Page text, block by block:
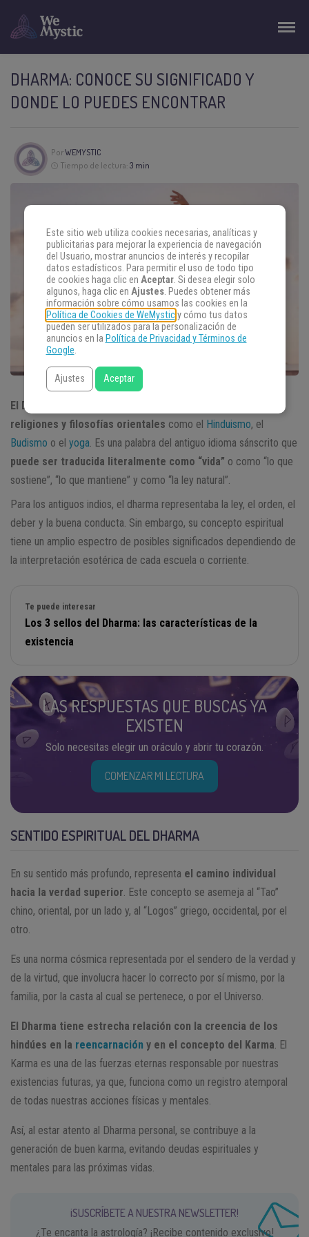
DHARMA: CONOCE SU SIGNIFICADO Y
DONDE LO PUEDES ENCONTRAR
PorWEMYSTIC
Tiempo de lectura: 3 min
El Dharma es un concepto fundamental para algunas
religiones y filosofías orientales como el Hinduismo, el
Budismo o el yoga . Es una palabra del antiguo idioma sánscrito que
puede ser traducida literalmente como “vida” o como “lo que
sostiene”, “lo que mantiene” y como “la ley natural”.
Para los antiguos indios, el dharma representaba la ley, el orden, el
deber y la buena conducta. Sin embargo, su concepto espiritual
tiene un amplio espectro de posibles significados dependiendo de
la interpretación esotérica de cada escuela o corriente.
Te puede interesar
Los 3 sellos del Dharma: las características de la
existencia
LAS RESPUESTAS QUE BUSCAS YA
EXISTEN
Solo necesitas elegir un oráculo y abrir tu corazón.
COMENZAR MI LECTURA
SENTIDO ESPIRITUAL DEL DHARMA
En su sentido más profundo, representa el camino individual
hacia la verdad superior . Este concepto se asemeja al “Tao”
chino, oriental, por un lado y, al “Logos” griego, occidental, por el
otro.
Es una norma cósmica representada por el sendero de la verdad y
de la virtud, que involucra hacer lo correcto por sí mismo, por la
familia, por la casta al cual se pertenece, o por el Universo.
El Dharma tiene estrecha relación con la creencia de los
hindúes en la reencarnación y en el concepto del Karma . El
Karma es una de las fuerzas eternas responsable por nuestras
existencias futuras, ya que, funciona como un registro atemporal
de todas nuestras acciones físicas y mentales.
Así, al estar atento al Dharma personal, se contribuye a la
generación de buen karma, evitando deudas espirituales y
mentales para las próximas vidas.
¡SUSCRÍBETE A NUESTRA NEWSLETTER!
¿Te encanta la astrología? ¡Recibe contenido exclusivo!
Este sitio web utiliza cookies necesarias, analíticas y
publicitarias para mejorar la experiencia de navegación
del Usuario, mostrar anuncios de interés y recopilar
datos estadísticos. Para permitir el uso de todo tipo
de cookies haga clic en Aceptar. Si desea elegir solo
algunos, haga clic en Ajustes. Puedes obtener más
información sobre cómo usamos las cookies en la
Política de Cookies de WeMysticy cómo tus datos
pueden ser utilizados para la personalización de
anuncios en la Política de Privacidad y Términos de
Google.
Ajustes Aceptar